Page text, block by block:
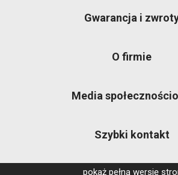
Gwarancja i
O firmie
Media
Szybki kontakt
pokaż pełną wersję